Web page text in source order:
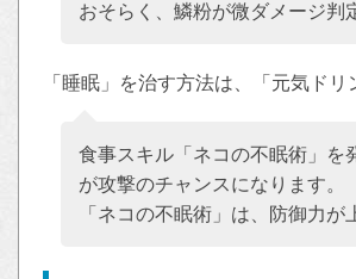
おそらく、鱗粉が微ダメージ判
「睡眠」を治す方法は、「元気ド
食事スキル「ネコの不眠術」を
が攻撃のチャンスになります。
「ネコの不眠術」は、防御力